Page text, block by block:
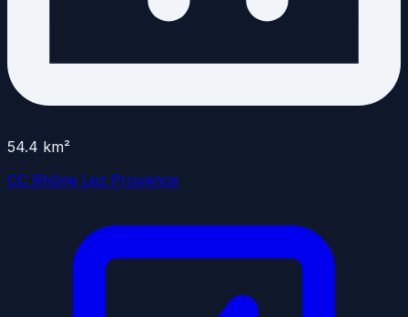
54.4 km²
CC Rhône Lez Provence